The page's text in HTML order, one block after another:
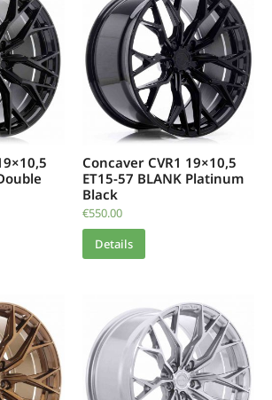
Concaver CVR1 19×10,5
ET15-57 BLANK Platinum
Black
€550.00
Details